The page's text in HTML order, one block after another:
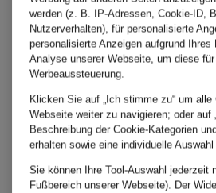
Match
HILFIGER
Lounge-
werden (z. B. IP-Adressen, Cookie-ID,
Nutzerverhalten), für personalisierte
personalisierte Anzeigen aufgrund
Analyse unserer Webseite, um diese
Werbeaussteuerung.
Klicken Sie auf „Ich stimme zu“ um
Webseite weiter zu navigieren; oder auf
Beschreibung der Cookie-Kategorien
erhalten sowie eine individuelle
Sie können Ihre Tool-Auswahl jederzeit
Fußbereich unserer Webseite). Der